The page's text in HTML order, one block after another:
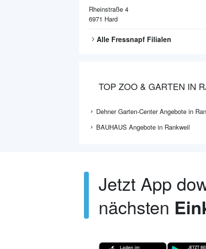
Rheinstraße 4
6971 Hard
Alle Fressnapf Filialen
TOP ZOO & GARTEN IN
Dehner Garten-Center Angebote in
BAUHAUS Angebote in Rankweil
Jetzt App
nächsten